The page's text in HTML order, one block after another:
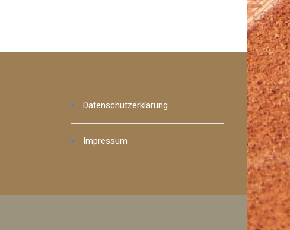
Datenschutzerklärung
Impressum